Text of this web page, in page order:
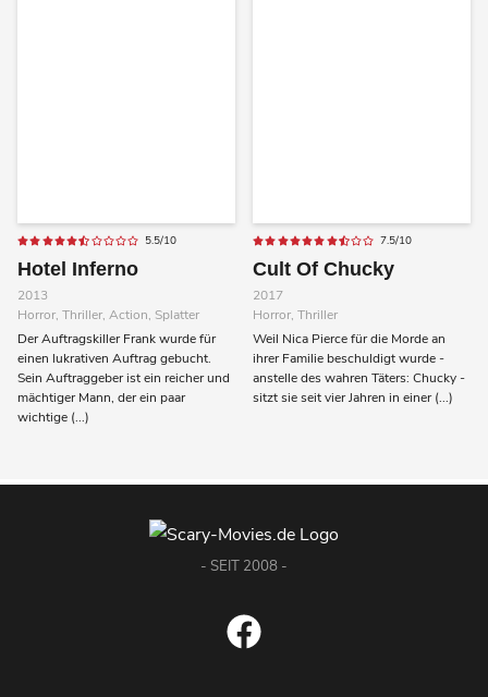
5.5/10
Hotel Inferno
2013
Horror, Thriller, Action, Splatter
Der Auftragskiller Frank wurde für
einen lukrativen Auftrag gebucht.
Sein Auftraggeber ist ein reicher und
mächtiger Mann, der ein paar
wichtige (...)
7.5/10
Cult Of Chucky
2017
Horror, Thriller
Weil Nica Pierce für die Morde an
ihrer Familie beschuldigt wurde -
anstelle des wahren Täters: Chucky -
sitzt sie seit vier Jahren in einer (...)
- SEIT 2008 -